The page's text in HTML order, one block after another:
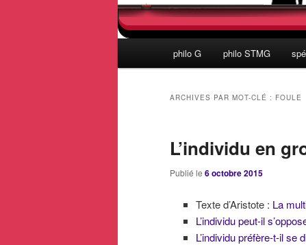
philo G philo STMG
ARCHIVES PAR MOT-CLÉ : FOULE
L’individu en
Publié le 6 octobre 2015
Texte d’Aristote : La
L’individu peut-il
L’individu préfère-t-il se